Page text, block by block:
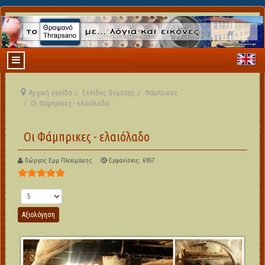
Αρχική σελίδα Σελίδες Θύμησης
Φάμπρικες
Οι Φάμπρικες - ελαιόλαδο
Οι Φάμπρικες - ελαιόλαδο
Γιώργος Εμμ Πλουμάκης Εμφανίσεις: 6957
Αξιολόγηση Χρήστη:
Παρακαλώ αξιολογήστε